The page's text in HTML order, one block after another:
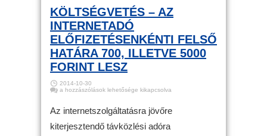
KÖLTSÉGVETÉS – AZ
INTERNETADÓ
ELŐFIZETÉSENKÉNTI FELSŐ
HATÁRA 700, ILLETVE 5000
FORINT LESZ
2014-10-30
Költségvetés
internetadó
előfizetésenkénti
felső
határa
a hozzászólások lehetősége kikapcsolva
Az internetszolgáltatásra jövőre
kiterjesztendő távközlési adóra